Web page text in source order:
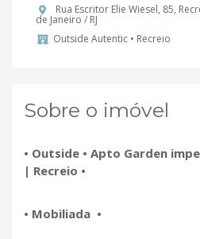
Rua Escritor Elie Wiesel, 85,
de Janeiro / RJ
Outside Autentic • Recreio
Sobre o imóvel
• Outside • Apto Garden
| Recreio •
• Mobiliada •